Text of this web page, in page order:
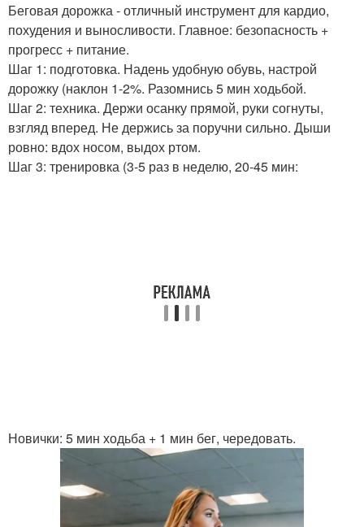
Беговая дорожка - отличный инструмент для кардио,
похудения и выносливости. Главное: безопасность +
прогресс + питание.
Шаг 1: подготовка. Надень удобную обувь, настрой
дорожку (наклон 1-2%. Разомнись 5 мин ходьбой.
Шаг 2: техника. Держи осанку прямой, руки согнуты,
взгляд вперед. Не держись за поручни сильно. Дыши
ровно: вдох носом, выдох ртом.
Шаг 3: тренировка (3-5 раз в неделю, 20-45 мин:
Новички: 5 мин ходьба + 1 мин бег, чередовать.